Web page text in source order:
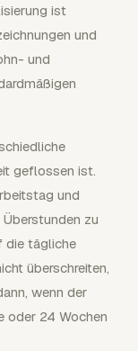
ist
und
und
geflossen ist.
und
Überstunden zu
die tägliche
überschreiten,
wenn der
oder 24 Wochen